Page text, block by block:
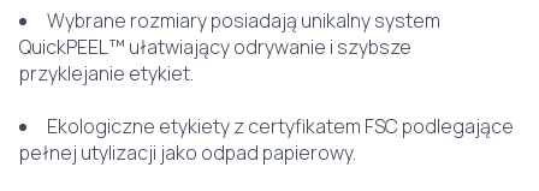
Wybrane rozmiary posiadają unikalny system
QuickPEEL™ ułatwiający odrywanie i szybsze
przyklejanie etykiet.
Ekologiczne etykiety z certyfikatem FSC podlegające
pełnej utylizacji jako odpad papierowy.